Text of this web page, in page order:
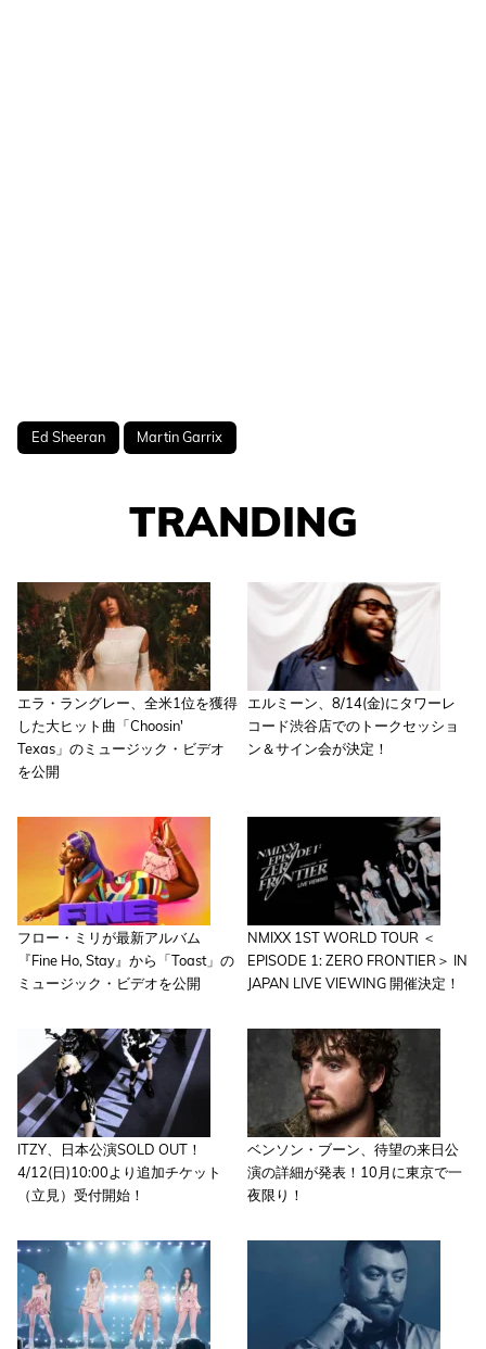
Ed Sheeran Martin Garrix
TRANDING
エラ・ラングレー、全米1位を獲得
した大ヒット曲「Choosin'
Texas」のミュージック・ビデオ
を公開
エルミーン、8/14(金)にタワーレ
コード渋谷店でのトークセッショ
ン＆サイン会が決定！
フロー・ミリが最新アルバム
『Fine Ho, Stay』から「Toast」の
ミュージック・ビデオを公開
NMIXX 1ST WORLD TOUR ＜
EPISODE 1: ZERO FRONTIER＞ IN
JAPAN LIVE VIEWING 開催決定！
ITZY、日本公演SOLD OUT！
4/12(日)10:00より追加チケット
（立見）受付開始！
ベンソン・ブーン、待望の来日公
演の詳細が発表！10月に東京で一
夜限り！